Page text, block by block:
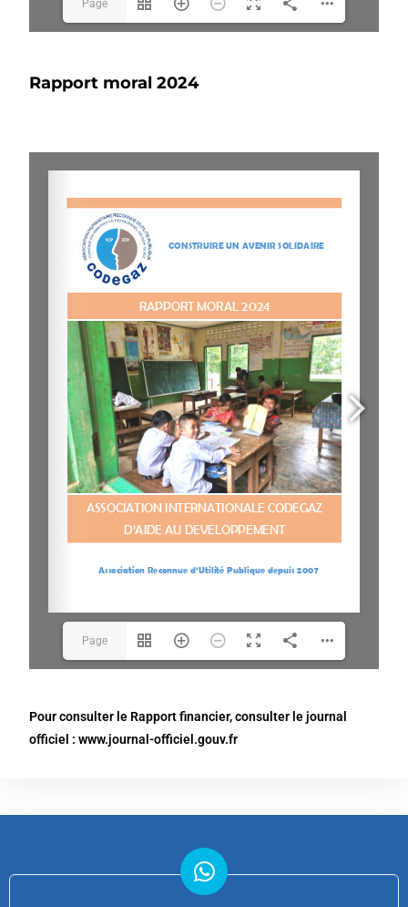
Page
Rapport moral 2024
Page
Pour consulter le Rapport financier, consulter le journal
officiel :www.journal-officiel.gouv.fr